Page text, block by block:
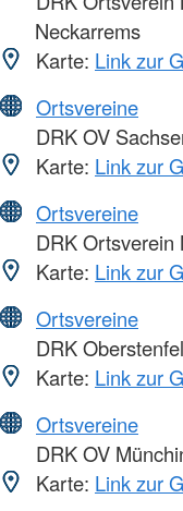
Neckarrems
Karte: Link zur
Ortsvereine
DRK OV
Karte: Link zur
Ortsvereine
DRK Ortsverein
Karte: Link zur
Ortsvereine
DRK
Karte: Link zur
Ortsvereine
DRK OV
Karte: Link zur